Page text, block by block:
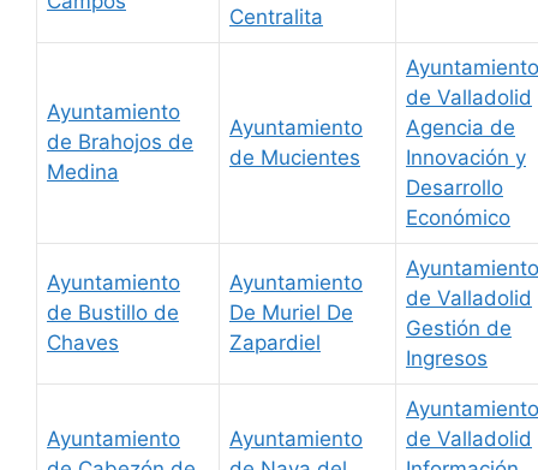
Centralita
Ayuntamiento
de Brahojos de
Medina
Ayuntamiento
de Mucientes
Ayuntamiento
de Valladolid
Agencia de
Innovación y
Desarrollo
Económico
Ayuntamiento
de Bustillo de
Chaves
Ayuntamiento
De Muriel De
Zapardiel
Ayuntamiento
de Valladolid
Gestión de
Ingresos
Ayuntamiento
Ayuntamiento
Ayuntamiento
de Valladolid